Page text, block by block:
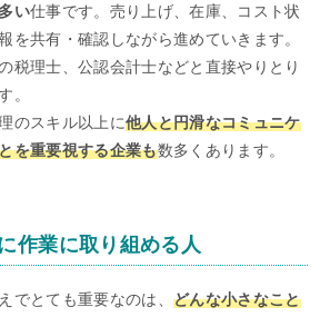
い仕事です。売り上げ、在庫、コスト状
を共有・確認しながら進めていきます。
税理士、公認会計士などと直接やりとり
。
のスキル以上に他人と円滑なコミュニケ
を重要視する企業も数多くあります。
作業に取り組める人
でとても重要なのは、 どんな小さなこと